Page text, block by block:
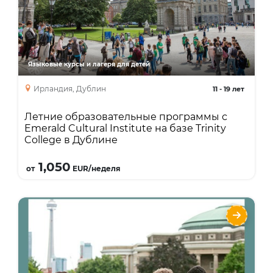
Языковые курсы и лагеря для детей
11 - 19 лет
Ирландия, Дублин
Летние образовательные программы с
Emerald Cultural Institute на базе Trinity
College в Дублине
от1,050 EUR/неделя
Курсы
Языки
Язык + спорт
Язык + отдых
Интенсивный курс
UNIVERSITY OF TORONTO Летняя
каникулярная программа
Описание
Курсы
Языки